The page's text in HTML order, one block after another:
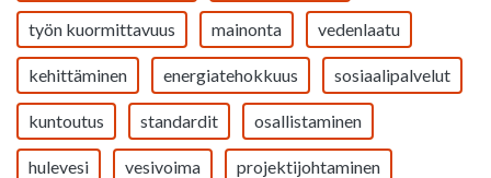
työn kuormittavuus mainonta vedenlaatu
kehittäminen energiatehokkuus sosiaalipalvelut
kuntoutus standardit osallistaminen
hulevesi vesivoima projektijohtaminen